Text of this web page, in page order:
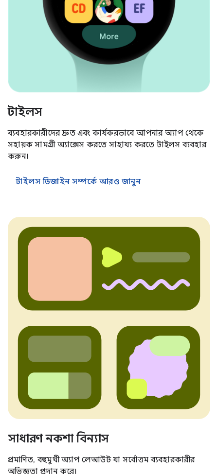
টাইলস
ব্যবহারকারীদের দ্রুত এবং কার্যকরভাবে আপনার অ্যাপ থেকে
সহায়ক সামগ্রী অ্যাক্সেস করতে সাহায্য করতে টাইলস ব্যবহার
করুন।
টাইলস ডিজাইন সম্পর্কে আরও জানুন
সাধারণ নকশা বিন্যাস
প্রমাণিত, বহুমুখী অ্যাপ লেআউট যা সর্বোত্তম ব্যবহারকারীর
অভিজ্ঞতা প্রদান করে।